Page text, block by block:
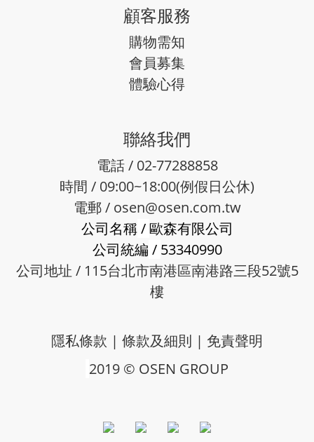
顧客服務
購物需知
會員募集
體驗心得
聯絡我們
電話 / 02-77288858
時間 / 09:00~18:00(例假日公休)
電郵 / osen@osen.com.tw
公司名稱/歐森有限公司
公司統編 / 53340990
公司地址 / 115台北市南港區南港路三段52號5
樓
隱私條款 | 條款及細則 | 免責聲明
2019 © OSEN GROUP